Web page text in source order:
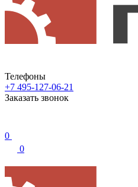
Телефоны
+7 495-127-06-21
Заказать звонок
0
0